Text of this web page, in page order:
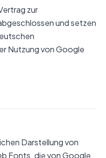
zur
und setzen
Nutzung von Google
Darstellung von
Fonts, die von Google